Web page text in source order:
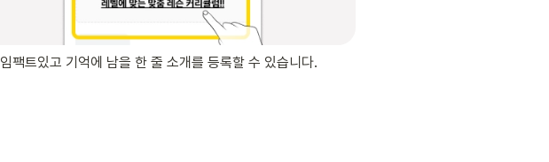
임팩트있고 기억에 남을 한 줄 소개를 등록할 수 있습니다.